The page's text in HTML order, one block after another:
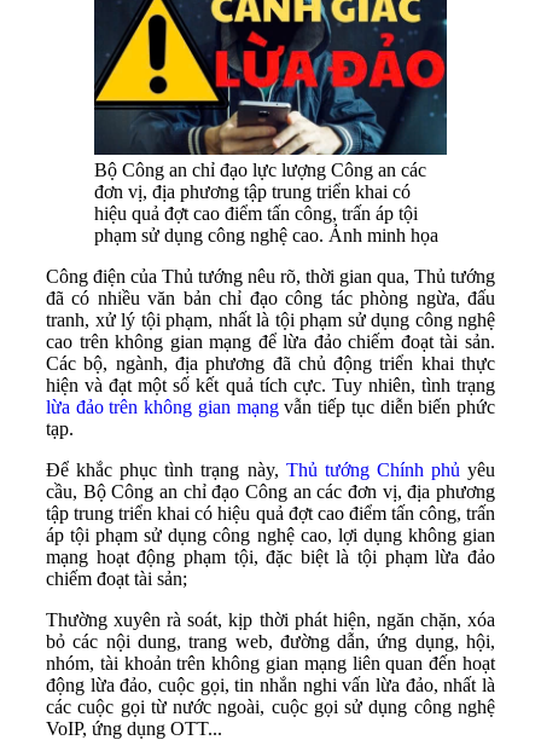
Bộ Công an chỉ đạo lực lượng Công an các
đơn vị, địa phương tập trung triển khai có
hiệu quả đợt cao điểm tấn công, trấn áp tội
phạm sử dụng công nghệ cao. Ảnh minh họa
Công điện của Thủ tướng nêu rõ, thời gian qua, Thủ tướng
đã có nhiều văn bản chỉ đạo công tác phòng ngừa, đấu
tranh, xử lý tội phạm, nhất là tội phạm sử dụng công nghệ
cao trên không gian mạng để lừa đảo chiếm đoạt tài sản.
Các bộ, ngành, địa phương đã chủ động triển khai thực
hiện và đạt một số kết quả tích cực. Tuy nhiên, tình trạng
lừa đảo trên không gian mạngvẫn tiếp tục diễn biến phức
tạp.
Để khắc phục tình trạng này, Thủ tướng Chính phủ yêu
cầu, Bộ Công an chỉ đạo Công an các đơn vị, địa phương
tập trung triển khai có hiệu quả đợt cao điểm tấn công, trấn
áp tội phạm sử dụng công nghệ cao, lợi dụng không gian
mạng hoạt động phạm tội, đặc biệt là tội phạm lừa đảo
chiếm đoạt tài sản;
Thường xuyên rà soát, kịp thời phát hiện, ngăn chặn, xóa
bỏ các nội dung, trang web, đường dẫn, ứng dụng, hội,
nhóm, tài khoản trên không gian mạng liên quan đến hoạt
động lừa đảo, cuộc gọi, tin nhắn nghi vấn lừa đảo, nhất là
các cuộc gọi từ nước ngoài, cuộc gọi sử dụng công nghệ
VoIP, ứng dụng OTT...